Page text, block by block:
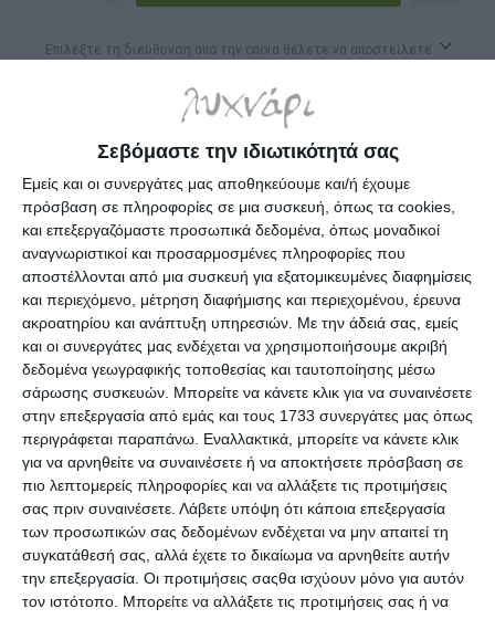
Σεβόμαστε την ιδιωτικότητά σας
Εμείς και οι συνεργάτες μας αποθηκεύουμε και/ή έχουμε
πρόσβαση σε πληροφορίες σε μια συσκευή, όπως τα cookies,
και επεξεργαζόμαστε προσωπικά δεδομένα, όπως μοναδικοί
αναγνωριστικοί και προσαρμοσμένες πληροφορίες που
αποστέλλονται από μια συσκευή για εξατομικευμένες διαφημίσεις
και περιεχόμενο, μέτρηση διαφήμισης και περιεχομένου, έρευνα
ακροατηρίου και ανάπτυξη υπηρεσιών. Με την άδειά σας, εμείς
και οι συνεργάτες μας ενδέχεται να χρησιμοποιήσουμε ακριβή
δεδομένα γεωγραφικής τοποθεσίας και ταυτοποίησης μέσω
σάρωσης συσκευών. Μπορείτε να κάνετε κλικ για να συναινέσετε
στην επεξεργασία από εμάς και τους 1733 συνεργάτες μας όπως
περιγράφεται παραπάνω. Εναλλακτικά, μπορείτε να κάνετε κλικ
για να αρνηθείτε να συναινέσετε ή να αποκτήσετε πρόσβαση σε
πιο λεπτομερείς πληροφορίες και να αλλάξετε τις προτιμήσεις
σας πριν συναινέσετε. Λάβετε υπόψη ότι κάποια επεξεργασία
των προσωπικών σας δεδομένων ενδέχεται να μην απαιτεί τη
συγκατάθεσή σας, αλλά έχετε το δικαίωμα να αρνηθείτε αυτήν
την επεξεργασία. Οι προτιμήσεις σαςθα ισχύουν μόνο για αυτόν
τον ιστότοπο. Μπορείτε να αλλάξετε τις προτιμήσεις σας ή να
Επιλέξτε τη διεύθυνση από την οποία θέλετε να αποστείλετε
Περιγραφή
Κλιμακόμετρο Aristo 30cm AR23703EB για ακριβείς
μειώσεις σε σχέδιο μεκλίμακες1:20 1:25 1:33 1:50 1:75
1:100, ιδανικό για τεχνικό σχέδιο, πάρε το τώρα με τον
κωδικό 23703.
Το κλιμακόμετρο Aristo 30cm είναι το πρακτικό εργαλείο
που σε βοηθά να διαβάζεις και να μεταφέρεις κλίμακες
γρήγορα και καθαρά, ειδικά όταν δουλεύεις σχέδιο με
πολλές μειώσεις στην ίδια σελίδα.
Είναι κατασκευασμένο από λευκό πλαστικό και διαθέτει
διαφορετικό χρωματισμό στις αύλακες για να ξεχωρίζεις
άμεσα την επιθυμητή διαίρεση, με επίσημες κλίμακες 1:20,
1:25, 1:33, 1:50, 1:75 και 1:100.
Στην πράξη ταιριάζει ιδανικά σε τεχνικό σχέδιο για σχολή
και γραφείο, όταν θέλεις να αλλάζεις κλίμακα χωρίς να
χάνεις χρόνο, ενώ η συσκευασία Ecoblister το κρατά
προστατευμένο μέχρι να μπει στην κασετίνα ή στο συρτάρι